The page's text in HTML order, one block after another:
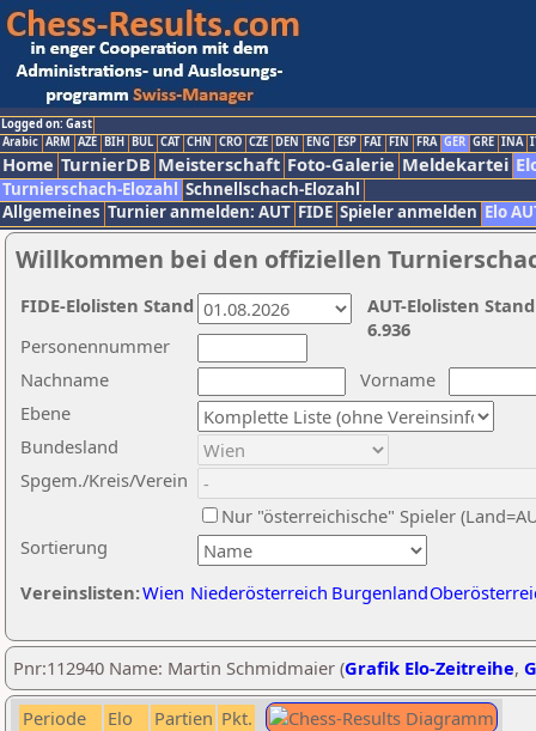
Logged on: Gast
Arabic ARM AZE BIH BUL CAT CHN CRO CZE DEN ENG ESP FAI FIN FRA GER GRE INA
Home TurnierDB Meisterschaft Foto-Galerie Meldekartei
Turnierschach-Elozahl Schnellschach-Elozahl
Allgemeines Turnier anmelden: AUT FIDE Spieler anmelden Elo
Willkommen bei den offiziellen
Nachname
Vorname
Ebene
Sortierung
Personennummer
Bundesland
Spgem./Kreis/Verein
Nur "österreichische" Spieler
Vereinslisten:Wien Niederösterreich Burgenland
AUT-Elolisten
6.936
FIDE-Elolisten Stand
Pnr:112940 Name: Martin Schmidmaier (Grafik Elo-Zeitreihe,
Periode Elo Partien Pkt.